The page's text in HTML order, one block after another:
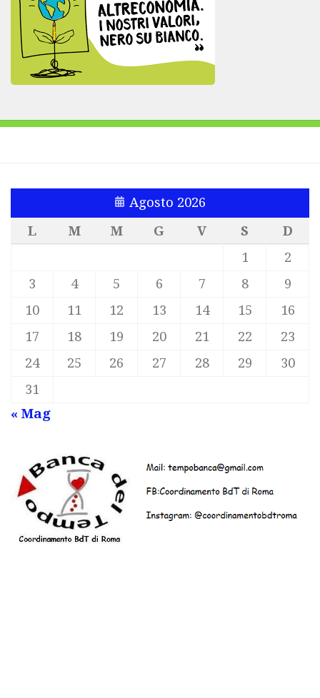
Agosto 2026
L
M M G V S
D
1
2
3
4 5 6 7 8
9
10
11 12 13 14 15
16
17
18 19 20 21 22
23
24
25 26 27 28 29
30
31
« Mag